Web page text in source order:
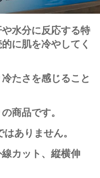
水分に反応する特
に肌を冷やしてく
たさを感じること
商品です。
ありません。
カット、縦横伸